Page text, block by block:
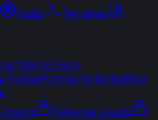
Radar
Terminal
Yatırım Fonu
FonlarPortföy ŞirketleriFon
Çakışma Analizi